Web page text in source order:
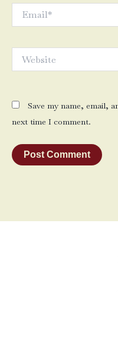
Save my name, email,
next time I comment.